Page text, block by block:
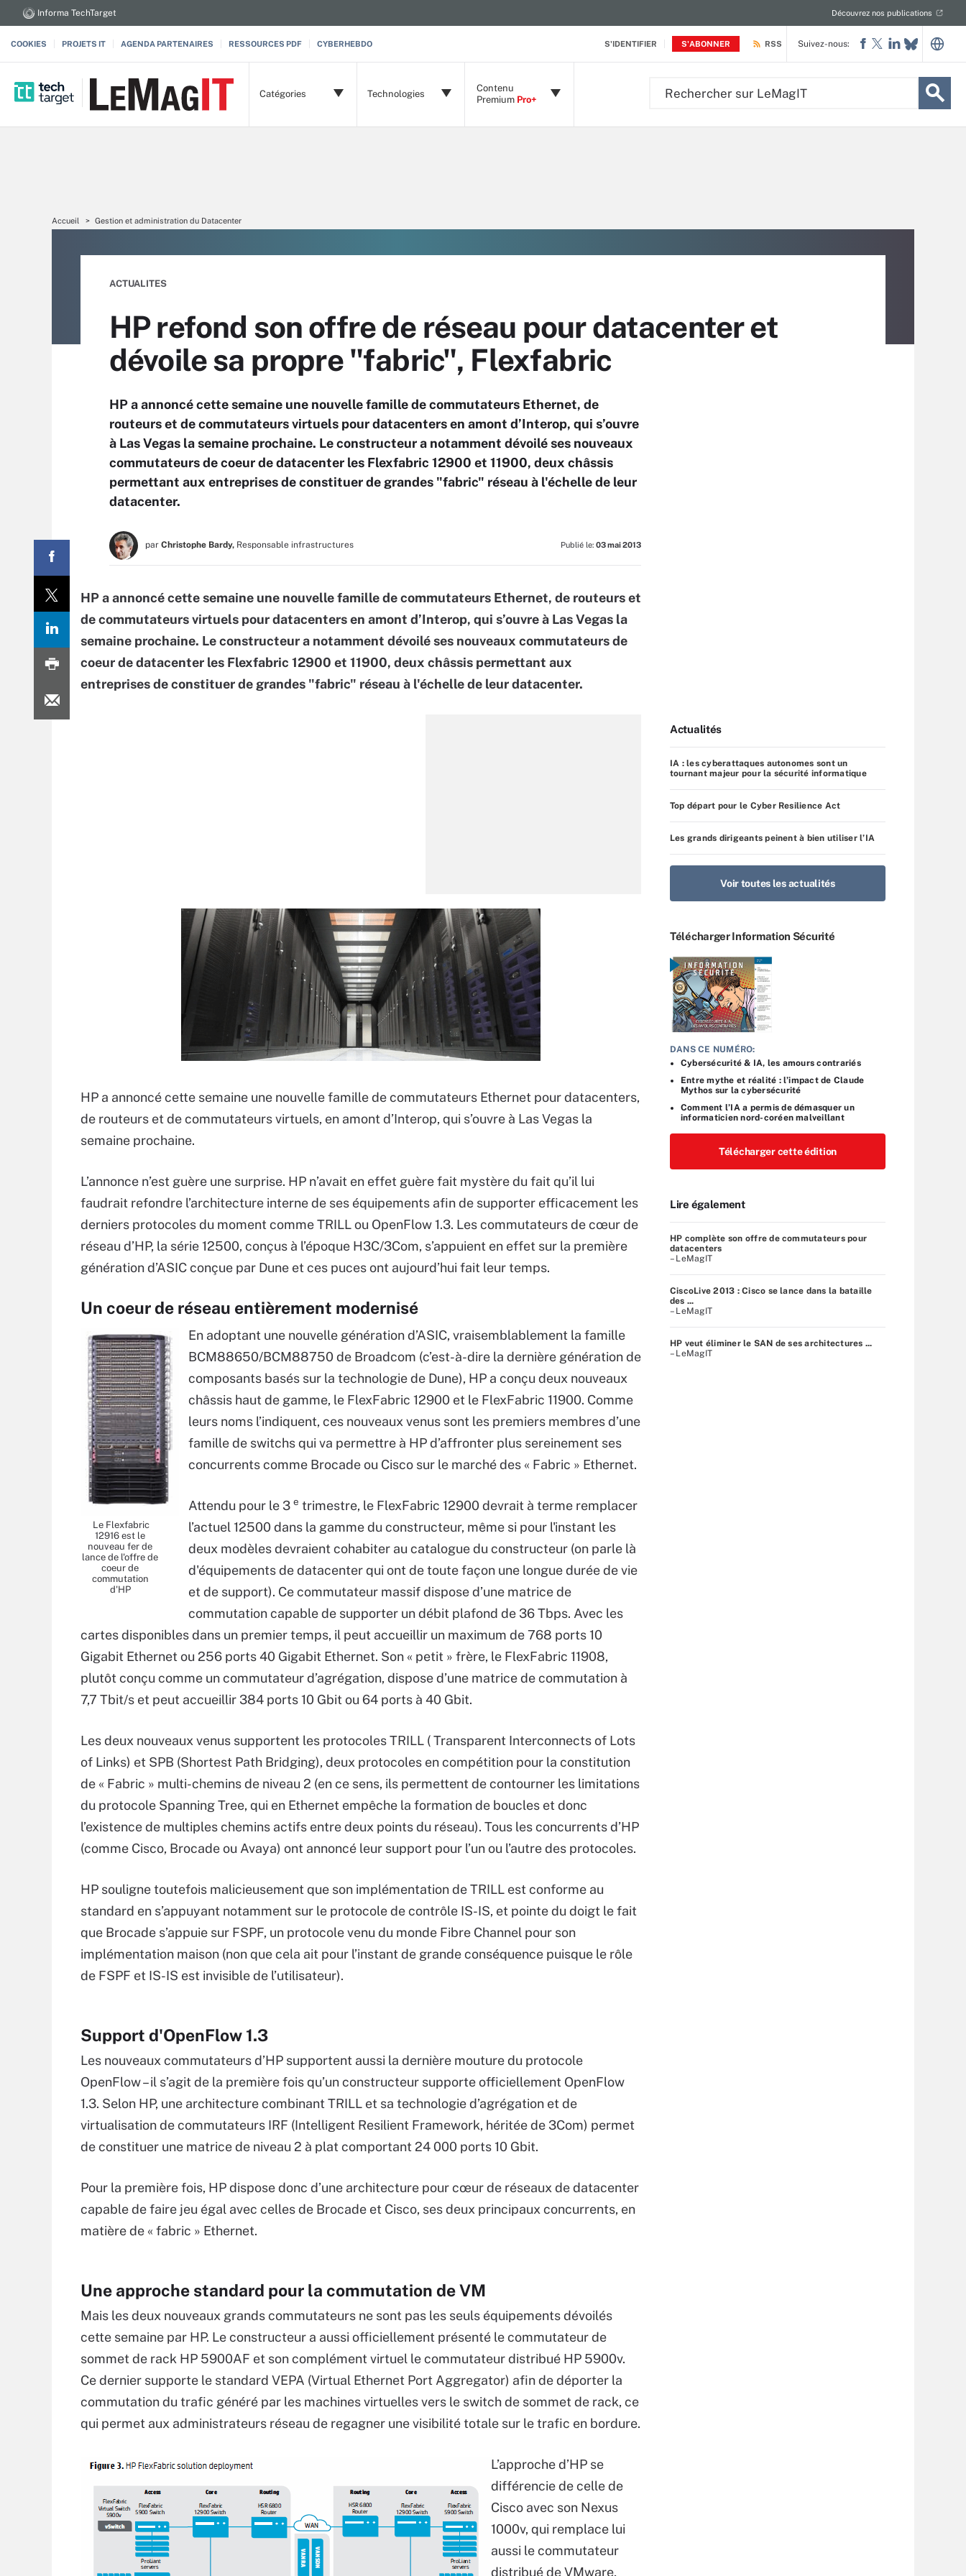
S'IDENTIFIER S'ABONNER
Informa TechTarget Découvrez nos publications
COOKIES PROJETS IT AGENDA PARTENAIRES RESSOURCES PDF CYBERHEBDO RSS
Catégories Technologies
Contenu
Premium Pro+
Suivez-nous:
Accueil Gestion et administration du Datacenter
ACTUALITES
HP refond son offre de réseau pour datacenter et
dévoile sa propre "fabric", Flexfabric
HP a annoncé cette semaine une nouvelle famille de commutateurs Ethernet, de
routeurs et de commutateurs virtuels pour datacenters en amont d’Interop, qui s’ouvre
à Las Vegas la semaine prochaine. Le constructeur a notamment dévoilé ses nouveaux
commutateurs de coeur de datacenter les Flexfabric 12900 et 11900, deux châssis
permettant aux entreprises de constituer de grandes "fabric" réseau à l'échelle de leur
datacenter.
par Christophe Bardy, Responsable infrastructures Publié le: 03 mai 2013
HP a annoncé cette semaine une nouvelle famille de commutateurs Ethernet, de routeurs et
de commutateurs virtuels pour datacenters en amont d’Interop, qui s’ouvre à Las Vegas la
semaine prochaine. Le constructeur a notamment dévoilé ses nouveaux commutateurs de
coeur de datacenter les Flexfabric 12900 et 11900, deux châssis permettant aux
entreprises de constituer de grandes "fabric" réseau à l'échelle de leur datacenter.
HP a annoncé cette semaine une nouvelle famille de commutateurs Ethernet pour datacenters,
de routeurs et de commutateurs virtuels, en amont d’Interop, qui s’ouvre à Las Vegas la
semaine prochaine.
L’annonce n’est guère une surprise. HP n’avait en effet guère fait mystère du fait qu’il lui
faudrait refondre l’architecture interne de ses équipements afin de supporter efficacement les
derniers protocoles du moment comme TRILL ou OpenFlow 1.3. Les commutateurs de cœur de
réseau d’HP, la série 12500, conçus à l’époque H3C/3Com, s’appuient en effet sur la première
génération d’ASIC conçue par Dune et ces puces ont aujourd’hui fait leur temps.
Un coeur de réseau entièrement modernisé
Le Flexfabric
12916 est le
nouveau fer de
lance de l'offre de
coeur de
commutation
d'HP
En adoptant une nouvelle génération d’ASIC, vraisemblablement la famille
BCM88650/BCM88750 de Broadcom (c’est-à-dire la dernière génération de
composants basés sur la technologie de Dune), HP a conçu deux nouveaux
châssis haut de gamme, le FlexFabric 12900 et le FlexFabric 11900. Comme
leurs noms l’indiquent, ces nouveaux venus sont les premiers membres d’une
famille de switchs qui va permettre à HP d’affronter plus sereinement ses
concurrents comme Brocade ou Cisco sur le marché des « Fabric » Ethernet.
Attendu pour le 3 e trimestre, le FlexFabric 12900 devrait à terme remplacer
l’actuel 12500 dans la gamme du constructeur, même si pour l'instant les
deux modèles devraient cohabiter au catalogue du constructeur (on parle là
d'équipements de datacenter qui ont de toute façon une longue durée de vie
et de support). Ce commutateur massif dispose d’une matrice de
commutation capable de supporter un débit plafond de 36 Tbps. Avec les
cartes disponibles dans un premier temps, il peut accueillir un maximum de 768 ports 10
Gigabit Ethernet ou 256 ports 40 Gigabit Ethernet. Son « petit » frère, le FlexFabric 11908,
plutôt conçu comme un commutateur d’agrégation, dispose d’une matrice de commutation à
7,7 Tbit/s et peut accueillir 384 ports 10 Gbit ou 64 ports à 40 Gbit.
Les deux nouveaux venus supportent les protocoles TRILL ( Transparent Interconnects of Lots
of Links) et SPB (Shortest Path Bridging), deux protocoles en compétition pour la constitution
de « Fabric » multi-chemins de niveau 2 (en ce sens, ils permettent de contourner les limitations
du protocole Spanning Tree, qui en Ethernet empêche la formation de boucles et donc
l’existence de multiples chemins actifs entre deux points du réseau). Tous les concurrents d’HP
(comme Cisco, Brocade ou Avaya) ont annoncé leur support pour l’un ou l’autre des protocoles.
HP souligne toutefois malicieusement que son implémentation de TRILL est conforme au
standard en s’appuyant notamment sur le protocole de contrôle IS-IS, et pointe du doigt le fait
que Brocade s’appuie sur FSPF, un protocole venu du monde Fibre Channel pour son
implémentation maison (non que cela ait pour l’instant de grande conséquence puisque le rôle
de FSPF et IS-IS est invisible de l’utilisateur).
Support d'OpenFlow 1.3
Les nouveaux commutateurs d’HP supportent aussi la dernière mouture du protocole
OpenFlow – il s’agit de la première fois qu’un constructeur supporte officiellement OpenFlow
1.3. Selon HP, une architecture combinant TRILL et sa technologie d’agrégation et de
virtualisation de commutateurs IRF (Intelligent Resilient Framework, héritée de 3Com) permet
de constituer une matrice de niveau 2 à plat comportant 24 000 ports 10 Gbit.
Pour la première fois, HP dispose donc d’une architecture pour cœur de réseaux de datacenter
capable de faire jeu égal avec celles de Brocade et Cisco, ses deux principaux concurrents, en
matière de « fabric » Ethernet.
Une approche standard pour la commutation de VM
Mais les deux nouveaux grands commutateurs ne sont pas les seuls équipements dévoilés
cette semaine par HP. Le constructeur a aussi officiellement présenté le commutateur de
sommet de rack HP 5900AF et son complément virtuel le commutateur distribué HP 5900v.
Ce dernier supporte le standard VEPA (Virtual Ethernet Port Aggregator) afin de déporter la
commutation du trafic généré par les machines virtuelles vers le switch de sommet de rack, ce
qui permet aux administrateurs réseau de regagner une visibilité totale sur le trafic en bordure.
L’approche d’HP se
différencie de celle de
Cisco avec son Nexus
1000v, qui remplace lui
aussi le commutateur
distribué de VMware,
Actualités
IA : les cyberattaques autonomes sont un
tournant majeur pour la sécurité informatique
Top départ pour le Cyber Resilience Act
Les grands dirigeants peinent à bien utiliser l’IA
Voir toutes les actualités
Télécharger Information Sécurité
DANS CE NUMÉRO:
Cybersécurité & IA, les amours contrariés
Entre mythe et réalité : l’impact de Claude
Mythos sur la cybersécurité
Comment l’IA a permis de démasquer un
informaticien nord-coréen malveillant
Télécharger cette édition
Lire également
HP complète son offre de commutateurs pour
datacenters
– LeMagIT
CiscoLive 2013 : Cisco se lance dans la bataille
des ...
– LeMagIT
HP veut éliminer le SAN de ses architectures ...
– LeMagIT